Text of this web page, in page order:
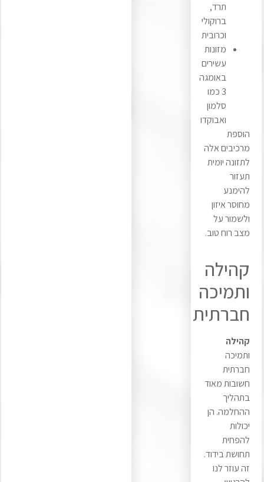
תרד,
ברוקולי
וכרובית
מזונות
עשירים
באומגה
3 כמו
סלמון
ואבוקדו
הוספת
מרכיבים אלה
לתזונה יומית
תעזור
להימנע
מחוסר איזון
ולשמור על
מצב רוח טוב.
קהילה
ותמיכה
חברתית
קהילה
ותמיכה
חברתית
חשובות מאוד
בתהליך
ההחלמה. הן
יכולות
להפחית
תחושת בידוד.
זה עוזר לנו